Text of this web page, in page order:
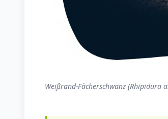
Weißrand-Fächerschwanz (Rhipidura